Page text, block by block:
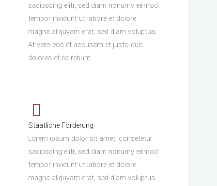
sadipscing elitr, sed diam nonumy eirmod
tempor invidunt ut labore et dolore
magna aliquyam erat, sed diam voluptua.
At vero eos et accusam et justo duo
dolores et ea rebum.
Staatliche Förderung
Lorem ipsum dolor sit amet, consetetur
sadipscing elitr, sed diam nonumy eirmod
tempor invidunt ut labore et dolore
magna aliquyam erat, sed diam voluptua.